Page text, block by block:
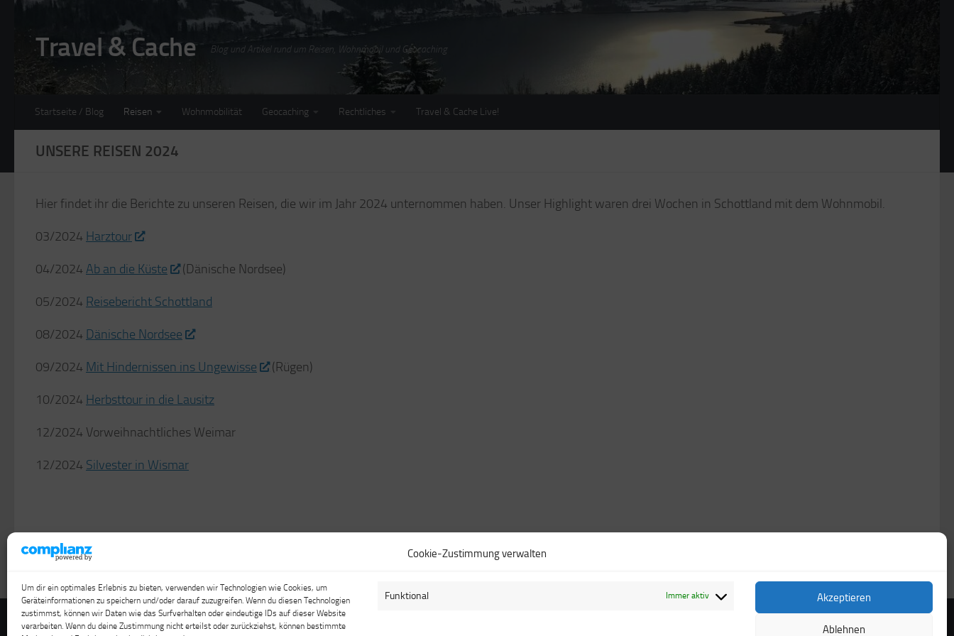
Cookie-Zustimmung verwalten
Um dir ein optimales Erlebnis zu bieten, verwenden wir Technologien wie Cookies, um
Geräteinformationen zu speichern und/oder darauf zuzugreifen. Wenn du diesen Technologien
zustimmst, können wir Daten wie das Surfverhalten oder eindeutige IDs auf dieser Website
verarbeiten. Wenn du deine Zustimmung nicht erteilst oder zurückziehst, können bestimmte
Funktional Immer aktiv Akzeptieren
Ablehnen
Travel & Cache Blog und Artikel rund um Reisen, Wohnmobil und Geocaching
Startseite / Blog Reisen Wohnmobilität Geocaching Rechtliches Travel & Cache Live!
UNSERE REISEN 2024
Hier findet ihr die Berichte zu unseren Reisen, die wir im Jahr 2024 unternommen haben. Unser Highlight waren drei Wochen in Schottland mit dem Wohnmobil.
03/2024 Harztour
04/2024 Ab an die Küste (Dänische Nordsee)
05/2024 Reisebericht Schottland
08/2024 Dänische Nordsee
09/2024 Mit Hindernissen ins Ungewisse (Rügen)
10/2024 Herbsttour in die Lausitz
12/2024 Vorweihnachtliches Weimar
12/2024 Silvester in Wismar
Travel & Cache © 2026. Alle Rechte vorbehalten.